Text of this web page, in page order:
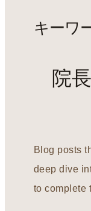
キーワ
院
Blog posts
deep dive
to complete